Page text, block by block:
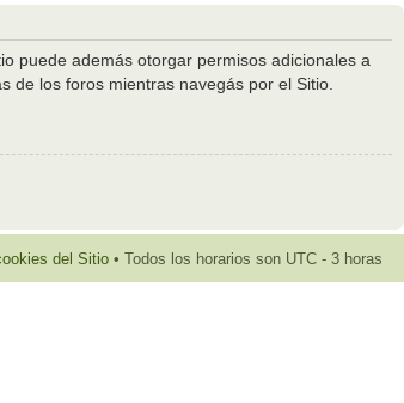
puede además otorgar permisos adicionales a
de los foros mientras navegás por el Sitio.
del Sitio • Todos los horarios son UTC - 3 horas